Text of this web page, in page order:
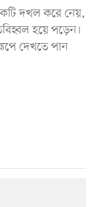
দখল করে নেয়,
হয়ে পড়েন।
দেখতে পান